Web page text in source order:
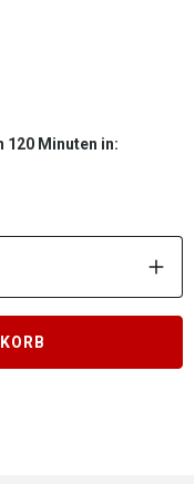
120 Minuten in: